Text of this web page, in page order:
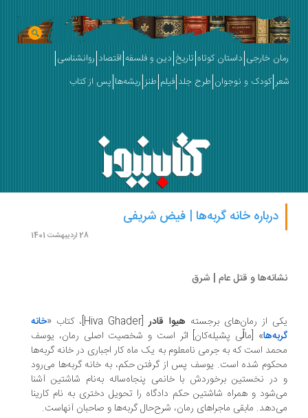
خارجی داستان کوتاه تاریخ دین و فلسفه اقتصاد روانشناسی
کودک و نوجوان طرح جلد فیلم طنز ریشه‌ها پس از کتاب
درباره خانه گربه‌ها | فیض شریفی
و قتل عام | شرق
از رمان‌های برجسته‌هیوا قادر[Hiva Ghader]، کتاب «
خانە
» [ماڵی پشیلەکان] اثر است و شخصیت اصلی رمان، یوسف
است که به جرمی نامعلوم به یک ماه کار اجباری در خانه‌ گربه‌ها
شده است. یوسف پس از گرفتن حکم، به خانه‌ گربه‌ها می‌رود
نخستین برخوردش با خانمی پنجاه‌ساله به‌نام شاشتین آشنا
و همراه شاشتین حکم دادگاه را تحویل دختری به ‌نام کارینا
مابقی ماجراهای رمان، شرح‌حال گربه‌ها و صاحبان آنهاست.